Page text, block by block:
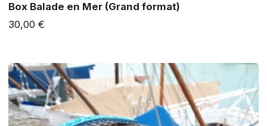
Box Balade en Mer (Grand format)
30,00 €